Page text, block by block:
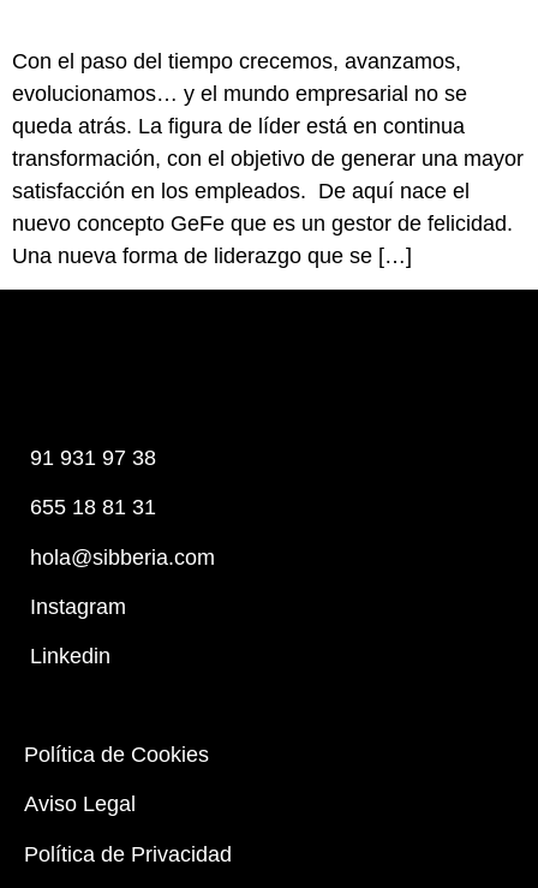
Con el paso del tiempo crecemos, avanzamos,
evolucionamos… y el mundo empresarial no se
queda atrás. La figura de líder está en continua
transformación, con el objetivo de generar una mayor
satisfacción en los empleados. De aquí nace el
nuevo concepto GeFe que es un gestor de felicidad.
Una nueva forma de liderazgo que se […]
91 931 97 38
655 18 81 31
hola@sibberia.com
Instagram
Linkedin
Política de Cookies
Aviso Legal
Política de Privacidad